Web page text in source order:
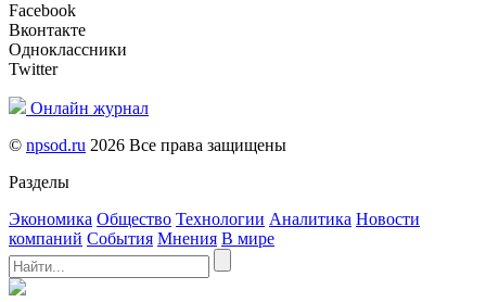
Facebook
Вконтакте
Одноклассники
Twitter
Онлайн журнал
© npsod.ru 2026 Все права защищены
Разделы
Экономика Общество Технологии Аналитика Новости
компаний События Мнения В мире